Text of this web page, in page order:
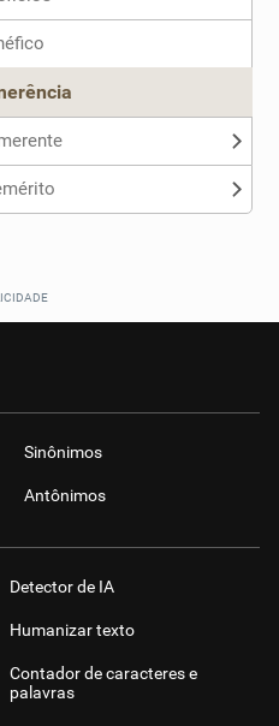
Sinônimos
Antônimos
Detector de IA
Humanizar texto
Contador de caracteres e
palavras